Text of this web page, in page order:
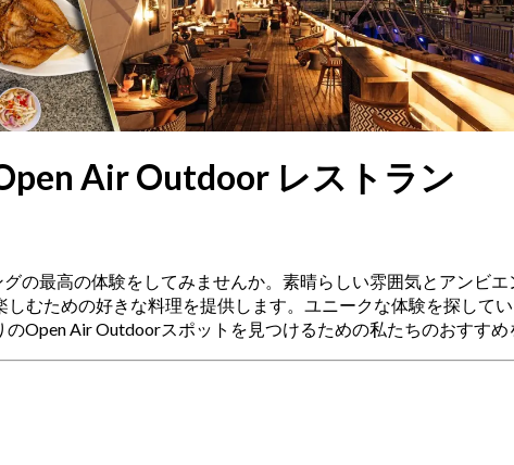
Air Outdoor レストラン
の最高の体験をしてみませんか。素晴らしい雰囲気とアンビ
むための好きな料理を提供します。ユニークな体験を探して
Open Air Outdoorスポットを見つけるための私たちのおすすめ